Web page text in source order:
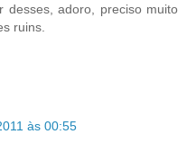
desses, adoro, preciso muito
ruins.
às 00:55